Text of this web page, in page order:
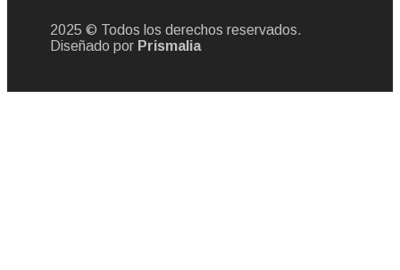
2025 © Todos los derechos reservados.
Diseñado por Prismalia